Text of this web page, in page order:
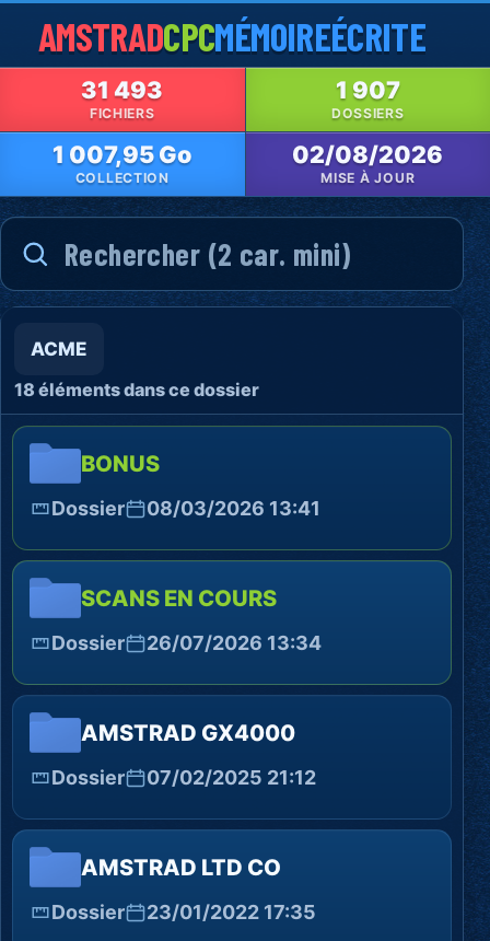
AMSTRADCPCMÉMOIREÉCRITE
31 493
FICHIERS
1 907
DOSSIERS
1 007,95 Go
COLLECTION
02/08/2026
MISE À JOUR
ACME
18 éléments dans ce dossier
BONUS
Dossier 08/03/2026 13:41
SCANS EN COURS
Dossier 26/07/2026 13:34
AMSTRAD GX4000
Dossier 07/02/2025 21:12
AMSTRAD LTD CO
Dossier 23/01/2022 17:35